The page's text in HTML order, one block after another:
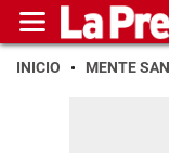
INICIO MENTE